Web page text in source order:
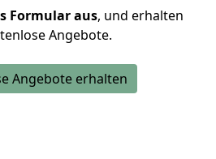
Formular aus, und erhalten
Angebote.
Angebote erhalten